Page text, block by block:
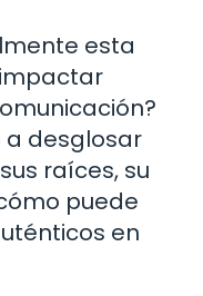
esta
a desglosar
raíces, su
puede
en